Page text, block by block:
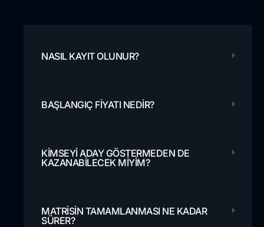
NASIL KAYIT OLUNUR?
BAŞLANGIÇ ​​FIYATI NEDIR?
KIMSEYI ADAY GÖSTERMEDEN DE
KAZANABILECEK MIYIM?
MATRISIN TAMAMLANMASI NE KADAR
SÜRER?